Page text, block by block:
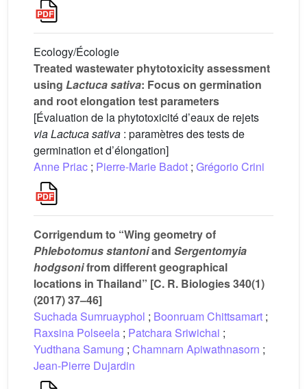
Ecology/Écologie
Treated wastewater phytotoxicity assessment
using Lactuca sativa: Focus on germination
and root elongation test parameters
[Évaluation de la phytotoxicité d’eaux de rejets
via Lactuca sativa : paramètres des tests de
germination et d’élongation]
Anne Priac ; Pierre-Marie Badot ; Grégorio Crini
Corrigendum to “Wing geometry of
Phlebotomus stantoniand Sergentomyia
hodgsonifrom different geographical
locations in Thailand” [C. R. Biologies 340(1)
(2017) 37–46]
Suchada Sumruayphol ; Boonruam Chittsamart ;
Raxsina Polseela ; Patchara Sriwichai ;
Yudthana Samung ; Chamnarn Apiwathnasorn ;
Jean-Pierre Dujardin